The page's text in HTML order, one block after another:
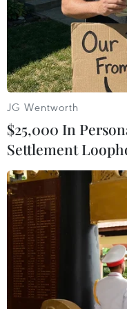
PGS, TS Trần Đắc
các sự kiện y tế cộng
Cùng với việc thực
ca có dấu hiệu ho,
nghiệm ở những
không thực hiện
theo chỉ định dịch
Lưu ý việc khoanh
Trần Đắc Phu cho
hoặc ca bệnh liên
xã nhưng lại
JG Wentworth
$25,000 In
Settlement